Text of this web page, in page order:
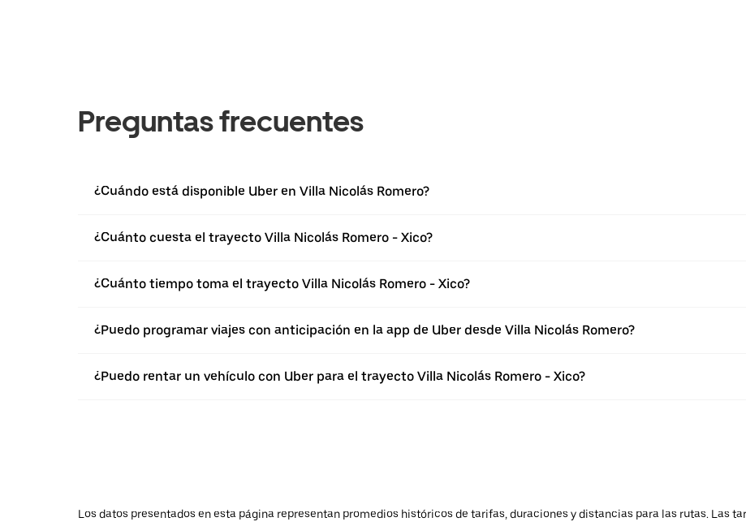
Preguntas frecuentes
¿Cuándo está disponible Uber en Villa Nicolás Romero?
¿Cuánto cuesta el trayecto Villa Nicolás Romero - Xico?
¿Cuánto tiempo toma el trayecto Villa Nicolás Romero - Xico?
¿Puedo programar viajes con anticipación en la app de Uber desde Villa Nicolás Romero?
¿Puedo rentar un vehículo con Uber para el trayecto Villa Nicolás Romero - Xico?
Los datos presentados en esta página representan promedios históricos de tarifas, duraciones y distancias para las rutas. Las